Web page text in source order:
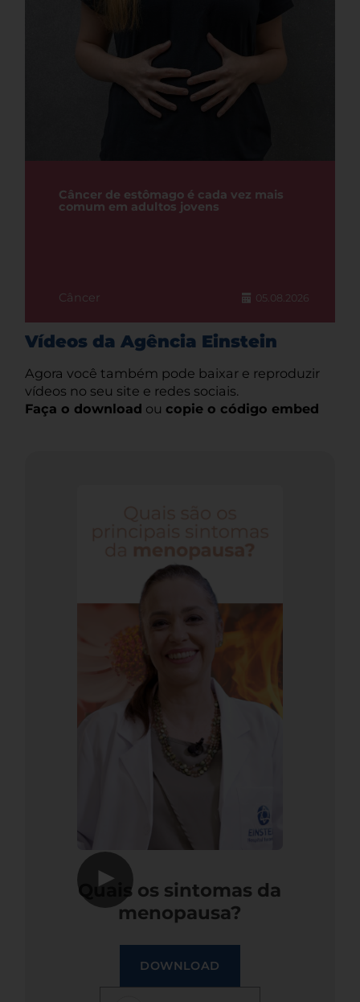
Câncer de estômago é cada vez mais
comum em adultos jovens
Câncer 05.08.2026
Vídeos da Agência Einstein
Agora você também pode baixar e reproduzir
vídeos no seu site e redes sociais.
Faça o download ou copie o código embed
▶
Quais os sintomas da
menopausa?
DOWNLOAD